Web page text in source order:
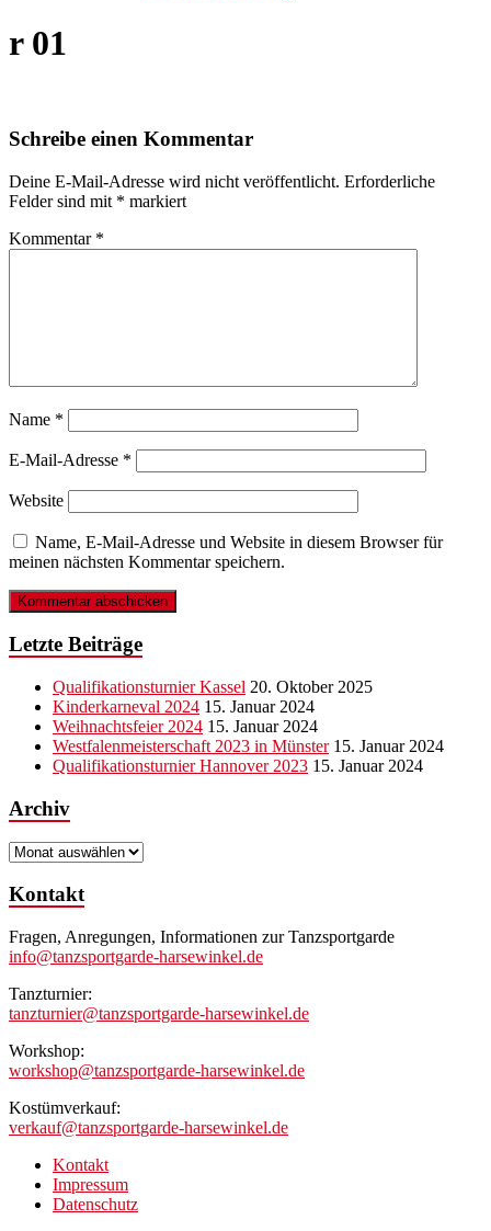
r 01
Schreibe einen Kommentar
Deine E-Mail-Adresse wird nicht veröffentlicht. Erforderliche
Felder sind mit * markiert
Kommentar *
Name *
E-Mail-Adresse *
Website
Name, E-Mail-Adresse und Website in diesem Browser für
meinen nächsten Kommentar speichern.
Letzte Beiträge
Qualifikationsturnier Kassel 20. Oktober 2025
Kinderkarneval 2024 15. Januar 2024
Weihnachtsfeier 2024 15. Januar 2024
Westfalenmeisterschaft 2023 in Münster 15. Januar 2024
Qualifikationsturnier Hannover 2023 15. Januar 2024
Archiv
Archiv
Kontakt
Fragen, Anregungen, Informationen zur Tanzsportgarde
info@tanzsportgarde-harsewinkel.de
Tanzturnier:
tanzturnier@tanzsportgarde-harsewinkel.de
Workshop:
workshop@tanzsportgarde-harsewinkel.de
Kostümverkauf:
verkauf@tanzsportgarde-harsewinkel.de
Kontakt
Impressum
Datenschutz